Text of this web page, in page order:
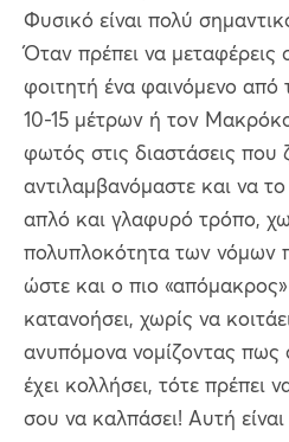
Φυσικό είναι πολύ
Όταν πρέπει να μεταφέρεις
φοιτητή ένα φαινόμενο
10-15 μέτρων ή τον
φωτός στις διαστάσεις που
αντιλαμβανόμαστε και να
απλό και γλαφυρό τρόπο,
πολυπλοκότητα των νόμων
ώστε και ο πιο
κατανοήσει, χωρίς να
ανυπόμονα νομίζοντας πως
έχει κολλήσει, τότε πρέπει
σου να καλπάσει! Αυτή